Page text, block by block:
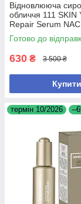
Відновлююча
обличчя 111 SKIN
Repair Serum
Готово до
630 ₴ 3 500 ₴
Купити
термін 10/2026